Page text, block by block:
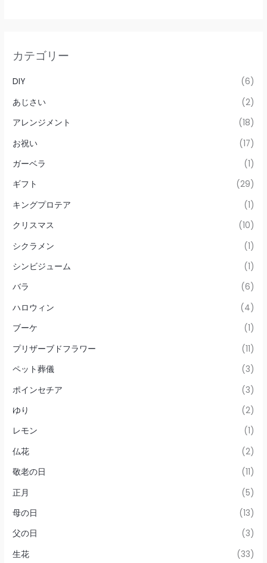
カテゴリー
DIY
(6)
あじさい
(2)
アレンジメント
(18)
お祝い
(17)
ガーベラ
(1)
ギフト
(29)
キングプロテア
(1)
クリスマス
(10)
シクラメン
(1)
シンビジューム
(1)
バラ
(6)
ハロウィン
(4)
ブーケ
(1)
プリザーブドフラワー
(11)
ペット葬儀
(3)
ポインセチア
(3)
ゆり
(2)
レモン
(1)
仏花
(2)
敬老の日
(11)
正月
(5)
母の日
(13)
父の日
(3)
生花
(33)